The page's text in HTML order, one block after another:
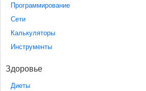
Программирование
Сети
Калькуляторы
Инструменты
Здоровье
Диеты